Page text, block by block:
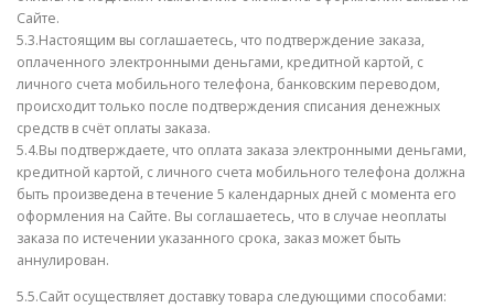
Сайте.
5.3.Настоящим вы соглашаетесь, что подтверждение заказа,
оплаченного электронными деньгами, кредитной картой, с
личного счета мобильного телефона, банковским переводом,
происходит только после подтверждения списания денежных
средств в счёт оплаты заказа.
5.4.Вы подтверждаете, что оплата заказа электронными деньгами,
кредитной картой, с личного счета мобильного телефона должна
быть произведена в течение 5 календарных дней с момента его
оформления на Сайте. Вы соглашаетесь, что в случае неоплаты
заказа по истечении указанного срока, заказ может быть
аннулирован.
5.5.Сайт осуществляет доставку товара следующими способами: